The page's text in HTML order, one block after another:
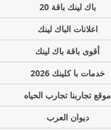
باك لينك باقة 20
اعلانات الباك لينك
أقوى باقة باك لينك
خدمات با كلينك 2026
موقع تجاربنا تجارب الحياه
ديوان العرب